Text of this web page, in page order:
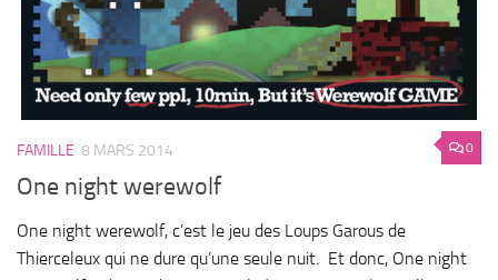
0
FAMILLE 8 MARS 2014
One night werewolf
One night werewolf, c’est le jeu des Loups Garous de
Thierceleux qui ne dure qu’une seule nuit. Et donc, One night